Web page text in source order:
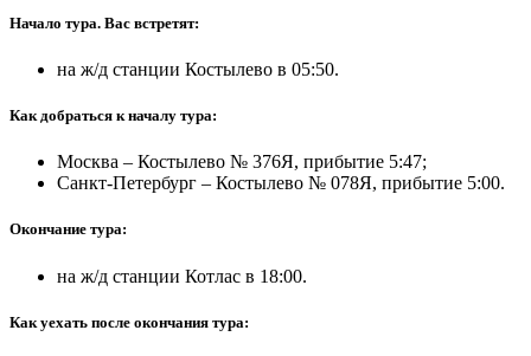
Начало тура. Вас встретят:
на ж/д станции Костылево в 05:50.
Как добраться к началу тура:
Москва – Костылево № 376Я, прибытие 5:47;
Санкт-Петербург – Костылево № 078Я, прибытие 5:00.
Окончание тура:
на ж/д станции Котлас в 18:00.
Как уехать после окончания тура: